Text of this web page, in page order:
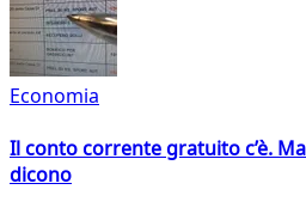
Economia
Il conto corrente gratuito c’è.
dicono